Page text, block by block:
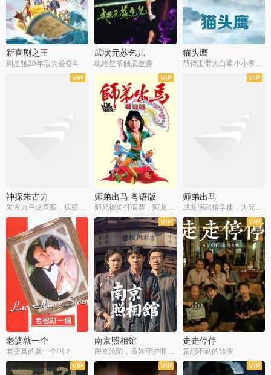
新喜剧之王
周星驰20年后为爱奋斗
武状元苏乞儿
纨绔星爷触底逆袭
猫头鹰
神探朱古力
朱古力乌龙查案，疯婆子神助攻
师弟出马 粤语版
师兄被迫打假赛，阿龙追查斗黑帮
师弟出马
成龙演武馆学徒，为兄搏命战黑道
老婆就一个
老婆真的就一个吗？
南京照相馆
南京沦陷，百姓守护罪证底片
走走停停
意想不到的转变